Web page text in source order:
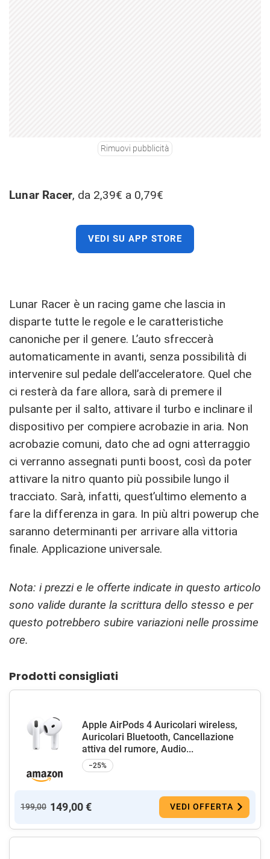
Rimuovi pubblicità
Lunar Racer, da 2,39€ a 0,79€
VEDI SU APP STORE
Lunar Racer è un racing game che lascia in
disparte tutte le regole e le caratteristiche
canoniche per il genere. L’auto sfreccerà
automaticamente in avanti, senza possibilità di
intervenire sul pedale dell’acceleratore. Quel che
ci resterà da fare allora, sarà di premere il
pulsante per il salto, attivare il turbo e inclinare il
dispositivo per compiere acrobazie in aria. Non
acrobazie comuni, dato che ad ogni atterraggio
ci verranno assegnati punti boost, così da poter
attivare la nitro quanto più possibile lungo il
tracciato. Sarà, infatti, quest’ultimo elemento a
fare la differenza in gara. In più altri powerup che
saranno determinanti per arrivare alla vittoria
finale. Applicazione universale.
Nota: i prezzi e le offerte indicate in questo articolo
sono valide durante la scrittura dello stesso e per
questo potrebbero subire variazioni nelle prossime
ore.
Prodotti consigliati
Apple AirPods 4 Auricolari wireless,
Auricolari Bluetooth, Cancellazione
attiva del rumore, Audio...
−25%
199,00 149,00 € VEDI OFFERTA